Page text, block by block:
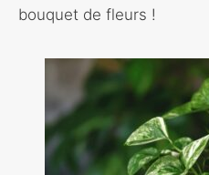
bouquet de fleurs !